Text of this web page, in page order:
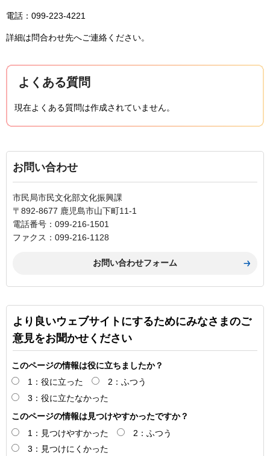
電話：099-223-4221
詳細は問合わせ先へご連絡ください。
よくある質問
現在よくある質問は作成されていません。
お問い合わせ
市民局市民文化部文化振興課
〒892-8677 鹿児島市山下町11-1
電話番号：099-216-1501
ファクス：099-216-1128
より良いウェブサイトにするためにみなさまのご
意見をお聞かせください
このページの情報は役に立ちましたか？
1：役に立った
2：ふつう
3：役に立たなかった
このページの情報は見つけやすかったですか？
1：見つけやすかった
2：ふつう
3：見つけにくかった